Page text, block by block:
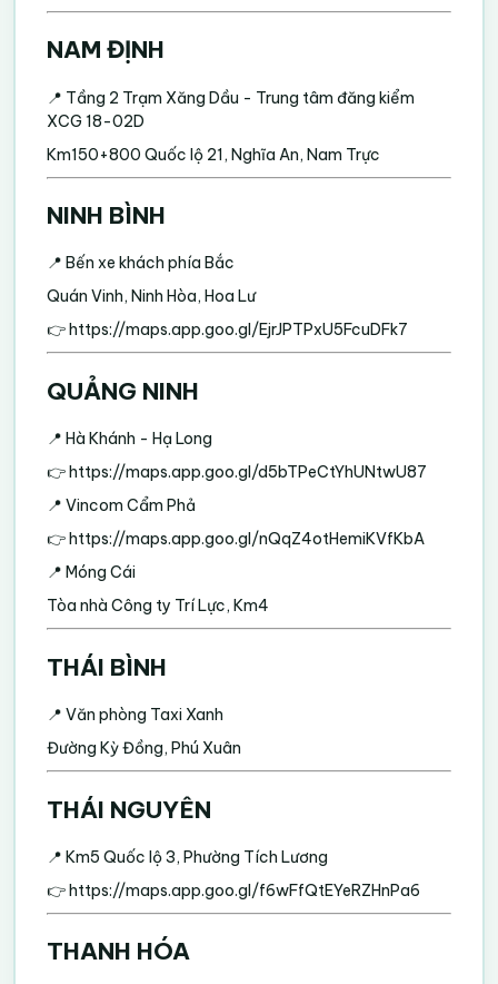
NAM ĐỊNH
📍 Tầng 2 Trạm Xăng Dầu - Trung tâm đăng kiểm
XCG 18-02D
Km150+800 Quốc lộ 21, Nghĩa An, Nam Trực
NINH BÌNH
📍 Bến xe khách phía Bắc
Quán Vinh, Ninh Hòa, Hoa Lư
👉 https://maps.app.goo.gl/EjrJPTPxU5FcuDFk7
QUẢNG NINH
📍 Hà Khánh - Hạ Long
👉https://maps.app.goo.gl/d5bTPeCtYhUNtwU87
📍 Vincom Cẩm Phả
👉https://maps.app.goo.gl/nQqZ4otHemiKVfKbA
📍 Móng Cái
Tòa nhà Công ty Trí Lực, Km4
THÁI BÌNH
📍 Văn phòng Taxi Xanh
Đường Kỳ Đồng, Phú Xuân
THÁI NGUYÊN
📍 Km5 Quốc lộ 3, Phường Tích Lương
👉https://maps.app.goo.gl/f6wFfQtEYeRZHnPa6
THANH HÓA